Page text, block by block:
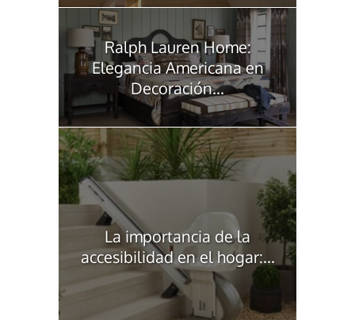
Ralph Lauren Home:
Elegancia Americana en
Decoración...
La importancia de la
accesibilidad en el hogar:...